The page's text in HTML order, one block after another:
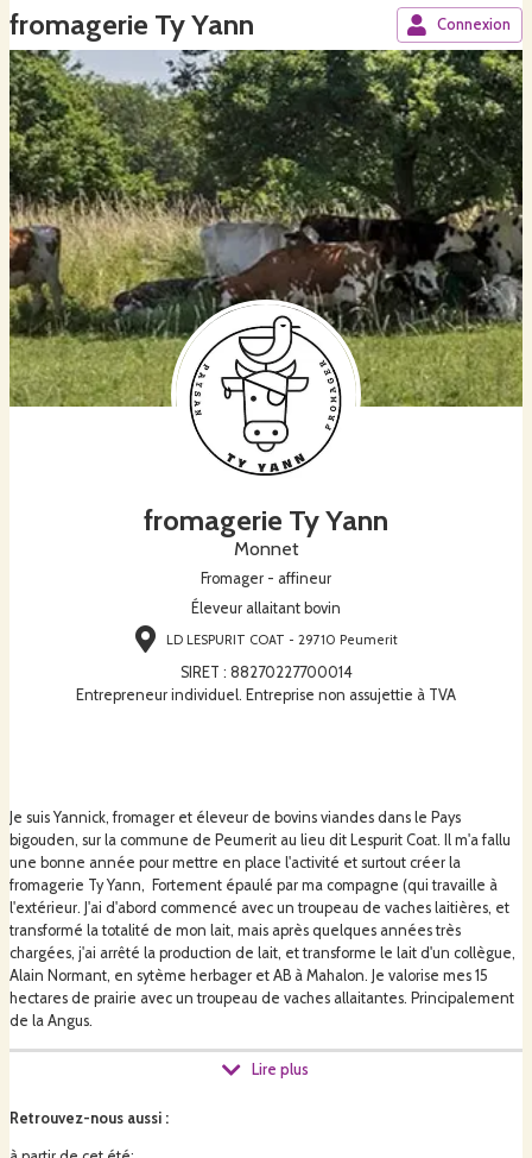
fromagerie Ty Yann Connexion
fromagerie Ty Yann
Monnet
Fromager - affineur
Éleveur allaitant bovin
LD LESPURIT COAT - 29710 Peumerit
SIRET : 88270227700014
Entrepreneur individuel. Entreprise non assujettie à TVA
Je suis Yannick, fromager et éleveur de bovins viandes dans le Pays
bigouden, sur la commune de Peumerit au lieu dit Lespurit Coat. Il m'a fallu
une bonne année pour mettre en place l'activité et surtout créer la
fromagerie Ty Yann, Fortement épaulé par ma compagne (qui travaille à
l'extérieur. J'ai d'abord commencé avec un troupeau de vaches laitières, et
transformé la totalité de mon lait, mais après quelques années très
chargées, j'ai arrêté la production de lait, et transforme le lait d'un collègue,
Alain Normant, en sytème herbager et AB à Mahalon. Je valorise mes 15
hectares de prairie avec un troupeau de vaches allaitantes. Principalement
de la Angus.
fromager en Haute Savoie, et de me diverses expériences dans les fermes
Lire plus
Retrouvez-nous aussi :